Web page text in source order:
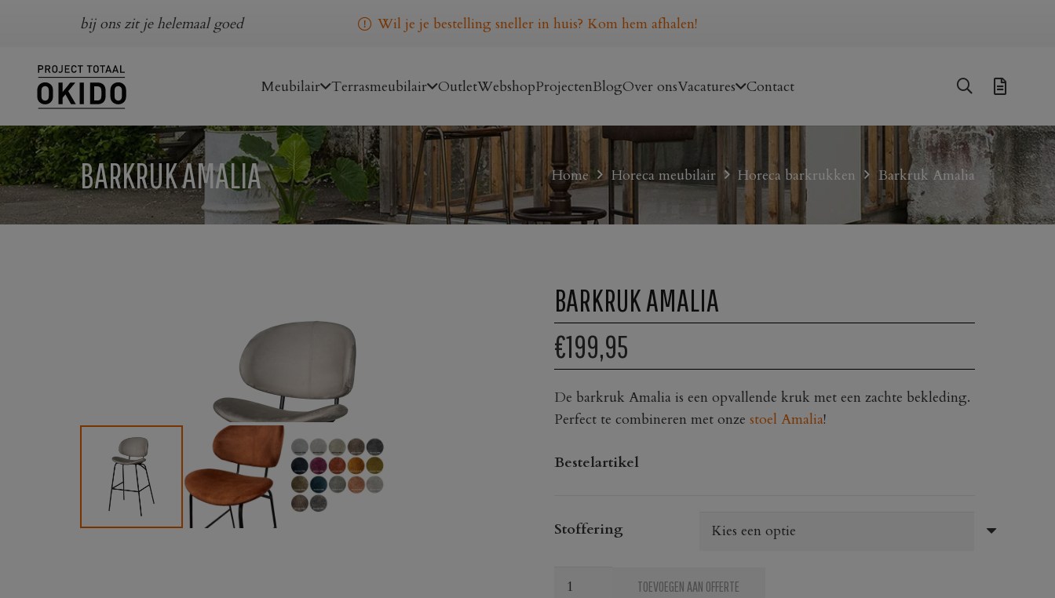
bij ons zit je helemaal goed Wil je je bestelling sneller in huis? Kom hem afhalen!
Meubilair Terrasmeubilair OutletWebshopProjectenBlogOver onsVacatures Contact
BARKRUK AMALIA Home Horeca meubilair Horeca barkrukken Barkruk Amalia
BARKRUK AMALIA
€199,95
De barkruk Amalia is een opvallende kruk met een zachte bekleding.
Perfect te combineren met onzestoel Amalia!
Bestelartikel
Stoffering
Barkruk
TOEVOEGEN AAN OFFERTE